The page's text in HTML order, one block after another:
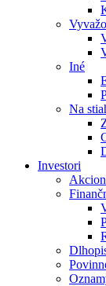
Iné
Na
Investori